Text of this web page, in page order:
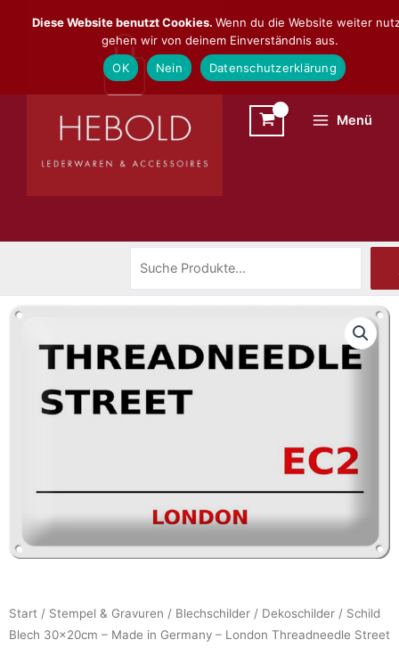
Inhalt
Menü
Start / Stempel & Gravuren / Blechschilder / Dekoschilder / Schild
Blech 30x20cm – Made in Germany – London Threadneedle Street
Diese Website benutzt Cookies. Wenn du die Website weiter
gehen wir von deinem Einverständnis aus.
OK
Nein Datenschutzerklärung